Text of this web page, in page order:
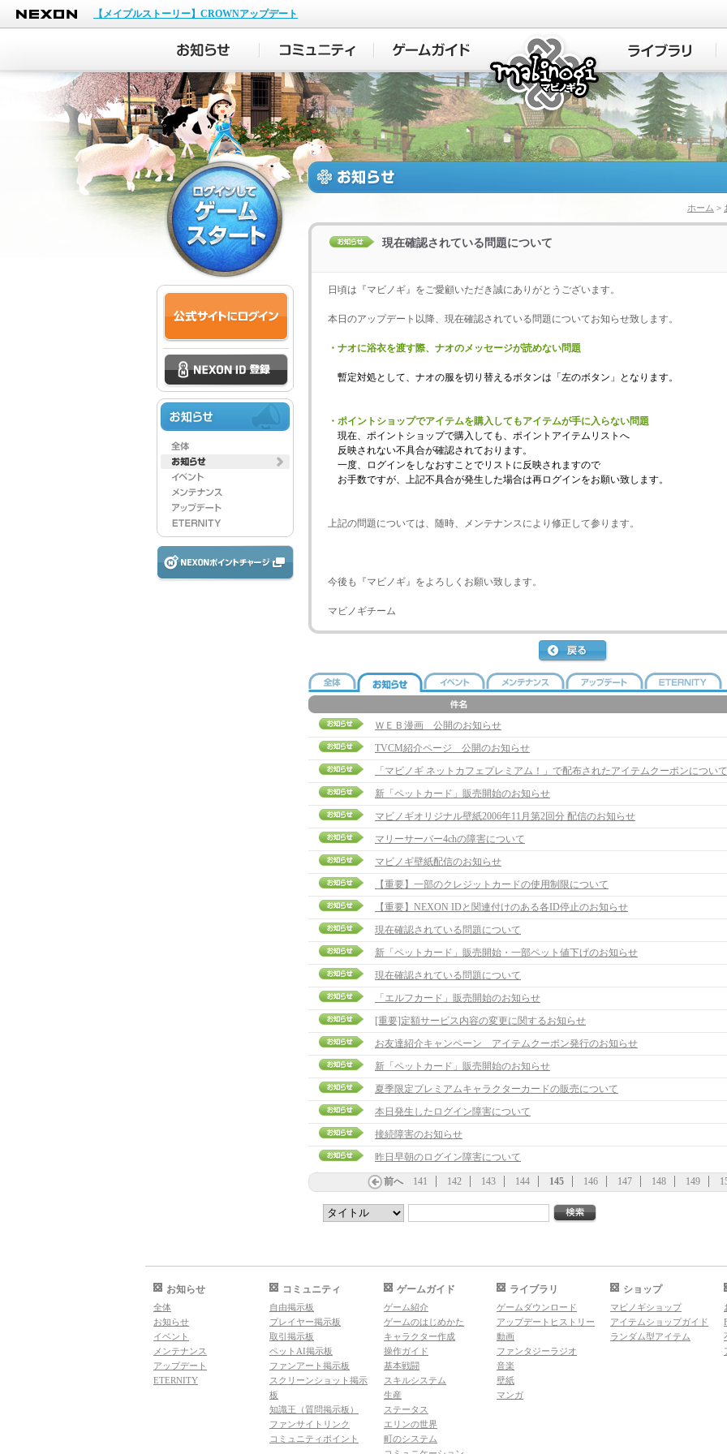
NEXON
【メイプルストーリー】CROWNアップデート
マビノギ
ホーム >
現在確認されている問題について
日頃は『マビノギ』をご愛顧いただき誠にありがとうございます。
本日のアップデート以降、現在確認されている問題についてお知らせ致します。
・ナオに浴衣を渡す際、ナオのメッセージが読めない問題
暫定対処として、ナオの服を切り替えるボタンは「左のボタン」となります。
・ポイントショップでアイテムを購入してもアイテムが手に入らない問題
現在、ポイントショップで購入しても、ポイントアイテムリストへ
反映されない不具合が確認されております。
一度、ログインをしなおすことでリストに反映されますので
お手数ですが、上記不具合が発生した場合は再ログインをお願い致します。
上記の問題については、随時、メンテナンスにより修正して参ります。
今後も『マビノギ』をよろしくお願い致します。
マビノギチーム
ＷＥＢ漫画 公開のお知らせ
TVCM紹介ページ 公開のお知らせ
「マビノギ ネットカフェプレミアム！」で配布されたアイテムクーポンについて
新「ペットカード」販売開始のお知らせ
マビノギオリジナル壁紙2006年11月第2回分 配信のお知らせ
マリーサーバー4chの障害について
マビノギ壁紙配信のお知らせ
【重要】一部のクレジットカードの使用制限について
【重要】NEXON IDと関連付けのある各ID停止のお知らせ
現在確認されている問題について
新「ペットカード」販売開始・一部ペット値下げのお知らせ
現在確認されている問題について
「エルフカード」販売開始のお知らせ
[重要]定額サービス内容の変更に関するお知らせ
お友達紹介キャンペーン アイテムクーポン発行のお知らせ
新「ペットカード」販売開始のお知らせ
夏季限定プレミアムキャラクターカードの販売について
本日発生したログイン障害について
接続障害のお知らせ
昨日早朝のログイン障害について
前へ 141 142 143 144 145 146 147 148 149
お知らせ
全体
お知らせ
イベント
メンテナンス
アップデート
ETERNITY
コミュニティ
自由掲示板
プレイヤー掲示板
取引掲示板
ペットAI掲示板
ファンアート掲示板
スクリーンショット掲示
板
知識王（質問掲示板）
ファンサイトリンク
コミュニティポイント
ゲームガイド
ゲーム紹介
ゲームのはじめかた
キャラクター作成
操作ガイド
基本戦闘
スキルシステム
生産
ステータス
エリンの世界
町のシステム
ライブラリ
ゲームダウンロード
アップデートヒストリー
動画
ファンタジーラジオ
音楽
壁紙
マンガ
ショップ
マビノギショップ
アイテムショップガイド
ランダム型アイテム